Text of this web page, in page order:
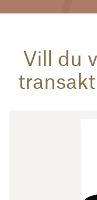
Vill du